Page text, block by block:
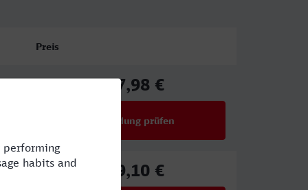
Preis
17,98 €
Verbindung prüfen
29,10 €